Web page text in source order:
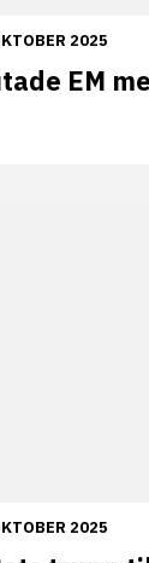
2025
EM
2025